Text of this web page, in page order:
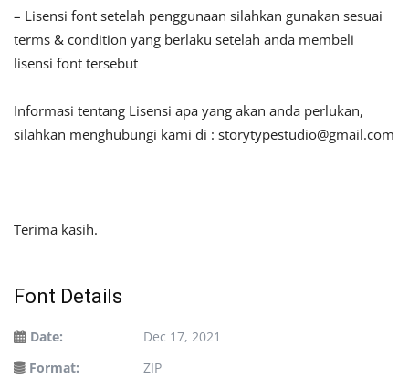
– Lisensi font setelah penggunaan silahkan gunakan sesuai
terms & condition yang berlaku setelah anda membeli
lisensi font tersebut
Informasi tentang Lisensi apa yang akan anda perlukan,
silahkan menghubungi kami di : storytypestudio@gmail.com
Terima kasih.
Font Details
Date:
Dec 17, 2021
Format:
ZIP